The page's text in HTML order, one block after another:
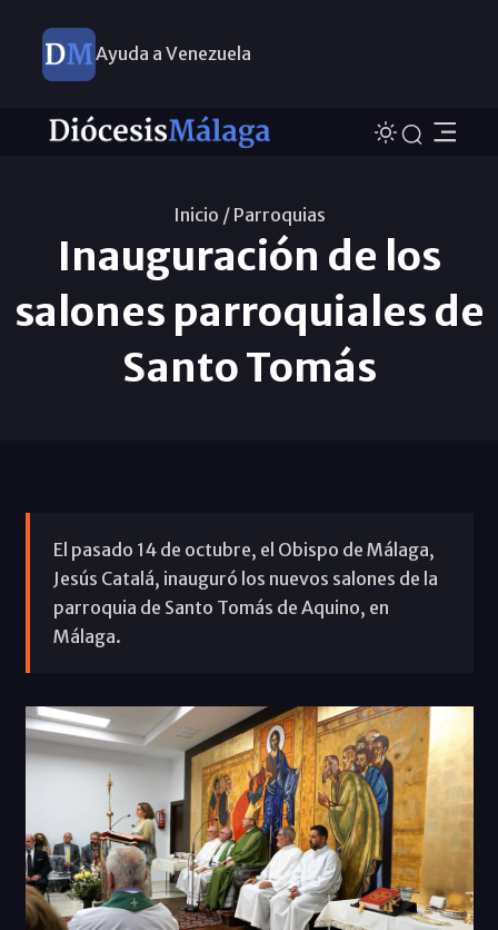
Ayuda a Venezuela
Inicio / Parroquias
Inauguración de los
salones parroquiales de
Santo Tomás
El pasado 14 de octubre, el Obispo de Málaga,
Jesús Catalá, inauguró los nuevos salones de la
parroquia de Santo Tomás de Aquino, en
Málaga.